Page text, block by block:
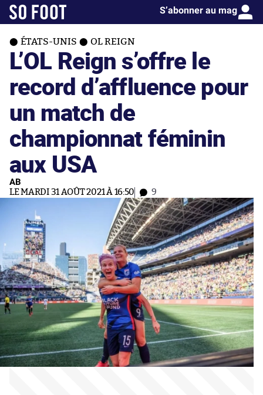
S’abonner au mag
ÉTATS-UNIS OL REIGN
L’OL Reign s’offre le
record d’affluence pour
un match de
championnat féminin
aux USA
AB
LE MARDI 31 AOÛT 2021 À 16:50 9